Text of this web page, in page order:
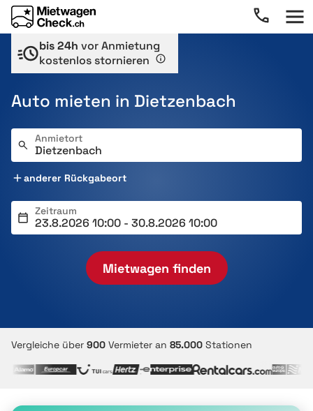
bis 24h vor Anmietung
kostenlos stornieren
Auto mieten in Dietzenbach
Anmietort
anderer Rückgabeort
Zeitraum
Mietwagen finden
Vergleiche über 900 Vermieter an 85.000 Stationen